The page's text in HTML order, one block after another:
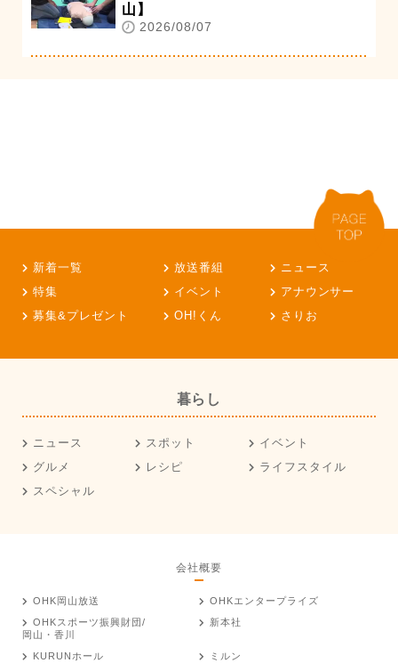
山】
2026/08/07
新着一覧 放送番組
ニュース
特集
イベント
アナウンサー
募集&プレゼント
OH!くん さりお
暮らし
ニュース スポット
イベント
グルメ
レシピ
ライフスタイル
スペシャル
会社概要
OHK岡山放送
OHKエンタープライズ
OHKスポーツ振興財団/
岡山・香川
新本社
KURUNホール
ミルン